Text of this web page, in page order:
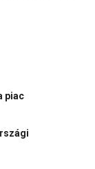
piac